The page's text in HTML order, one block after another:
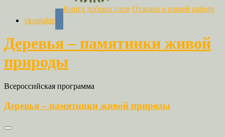
vkontakte
Книга добрых слов Отзывы о нашей работе
Деревья – памятники живой
природы
Всероссийская программа
Деревья – памятники живой природы